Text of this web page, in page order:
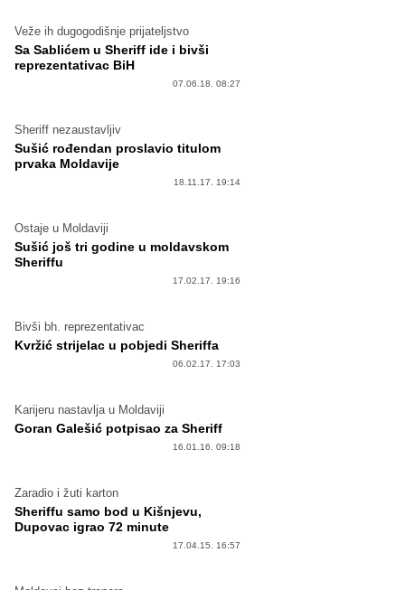
Veže ih dugogodišnje prijateljstvo
Sa Sablićem u Sheriff ide i bivši
reprezentativac BiH
07.06.18. 08:27
Sheriff nezaustavljiv
Sušić rođendan proslavio titulom
prvaka Moldavije
18.11.17. 19:14
Ostaje u Moldaviji
Sušić još tri godine u moldavskom
Sheriffu
17.02.17. 19:16
Bivši bh. reprezentativac
Kvržić strijelac u pobjedi Sheriffa
06.02.17. 17:03
Karijeru nastavlja u Moldaviji
Goran Galešić potpisao za Sheriff
16.01.16. 09:18
Zaradio i žuti karton
Sheriffu samo bod u Kišnjevu,
Dupovac igrao 72 minute
17.04.15. 16:57